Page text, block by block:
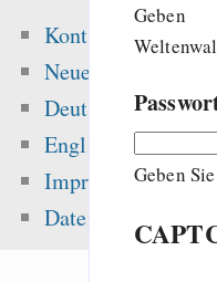
Geben
Geben
Kontakt
Neue Inhalte
Deutsch
English
Impressum
Datenschutz